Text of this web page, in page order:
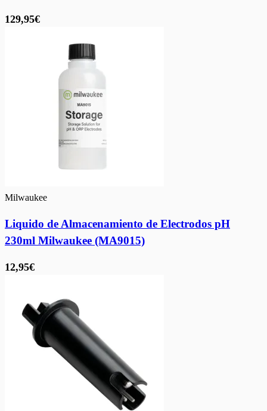
129,95€
Milwaukee
Liquido de Almacenamiento de Electrodos pH
230ml Milwaukee (MA9015)
12,95€